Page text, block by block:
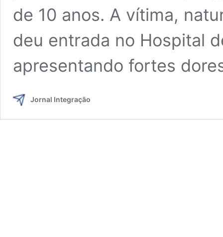
de 10 anos. A vítima,
deu entrada no Hospital
apresentando fortes
Jornal Integração